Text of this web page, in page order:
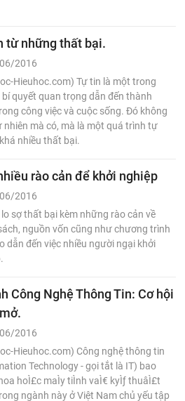
từ những thất bại.
2016
Hieuhoc.com) Tự tin là một trong
quyết quan trọng dẫn đến thành
công việc và cuộc sống. Đó không
nhiên mà có, mà là một quá trình tự
nhiều thất bại.
rào cản để khởi nghiệp
2016
lo sợ thất bại kèm những rào cản về
nguồn vốn cũng như chương trình
dẫn đến việc nhiều người ngại khởi
Công Nghệ Thông Tin: Cơ hội
2016
Hieuhoc.com) Công nghệ thông tin
Technology - gọi tắt là IT) bao
hoÌ£c maÌy tiÌnh vaÌ€ kyÌƒ thuâÌ£t
ngành này ở Việt Nam chủ yếu tập